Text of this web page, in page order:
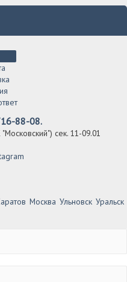
88-08.
сек. 11-09.01
Москва Ульновск Уральск